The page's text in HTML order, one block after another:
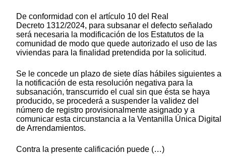
De conformidad con el artículo 10 del Real
Decreto 1312/2024, para subsanar el defecto señalado
será necesaria la modificación de los Estatutos de la
comunidad de modo que quede autorizado el uso de las
viviendas para la finalidad pretendida por la solicitud.
Se le concede un plazo de siete días hábiles siguientes a
la notificación de esta resolución negativa para la
subsanación, transcurrido el cual sin que ésta se haya
producido, se procederá a suspender la validez del
número de registro provisionalmente asignado y a
comunicar esta circunstancia a la Ventanilla Única Digital
de Arrendamientos.
Contra la presente calificación puede (…)